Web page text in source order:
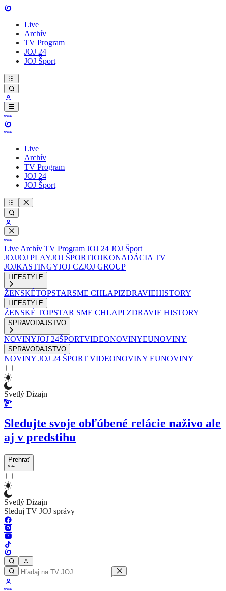
Live
Archív
TV Program
JOJ 24
JOJ Šport
Live
Archív
TV Program
JOJ 24
JOJ Šport
Live Archív TV Program JOJ 24 JOJ Šport
JOJJOJ PLAYJOJ ŠPORTJOJKONADÁCIA TV
JOJKASTINGYJOJ CZJOJ GROUP
LIFESTYLE
ŽENSKÉTOPSTARSME CHLAPIZDRAVIEHISTORY
LIFESTYLE
ŽENSKÉ TOPSTAR SME CHLAPI ZDRAVIE HISTORY
SPRAVODAJSTVO
NOVINYJOJ 24ŠPORTVIDEONOVINYEUNOVINY
SPRAVODAJSTVO
NOVINY JOJ 24 ŠPORT VIDEONOVINY EUNOVINY
Svetlý Dizajn
Sledujte svoje obľúbené relácie naživo ale
aj v predstihu
Prehrať
Svetlý Dizajn
Sleduj TV JOJ správy